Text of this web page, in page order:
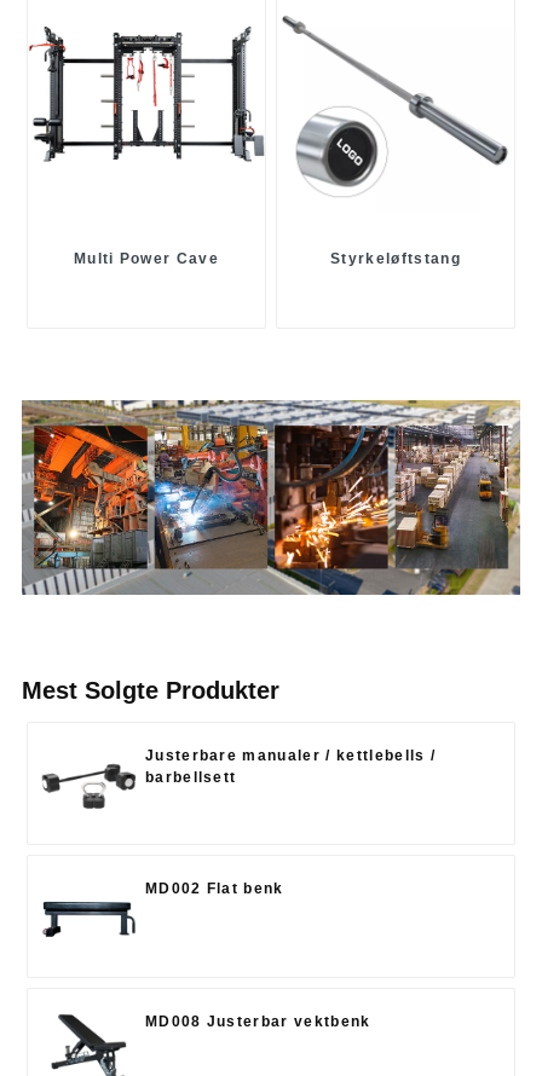
Multi Power Cave Styrkeløftstang
Mest Solgte Produkter
Justerbare manualer / kettlebells /
barbellsett
MD002 Flat benk
MD008 Justerbar vektbenk